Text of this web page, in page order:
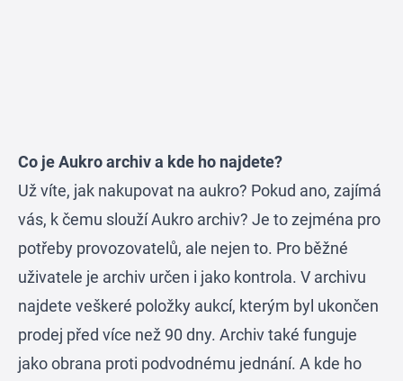
Co je Aukro archiv a kde ho najdete?
Už víte, jak nakupovat na aukro? Pokud ano, zajímá
vás, k čemu slouží Aukro archiv? Je to zejména pro
potřeby provozovatelů, ale nejen to. Pro běžné
uživatele je archiv určen i jako kontrola. V archivu
najdete veškeré položky aukcí, kterým byl ukončen
prodej před více než 90 dny. Archiv také funguje
jako obrana proti podvodnému jednání. A kde ho